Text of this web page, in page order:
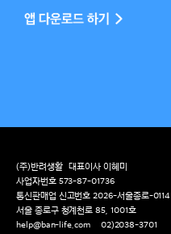
(주)반려생활
대표이사 이혜미
사업자번호 573-87-01736
통신판매업 신고번호 2026-서울종로-0114
서울 종로구 청계천로 85, 1001호
help@ban-life.com
02)2038-3701